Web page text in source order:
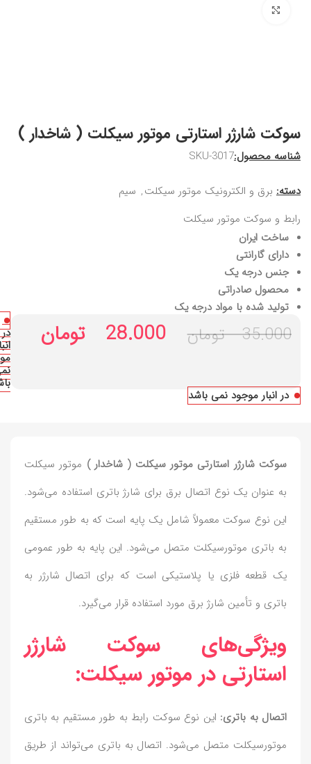
سوکت شارژر استارتی موتور سیکلت ( شاخدار )
شناسه محصول:SKU-3017
دسته: برق و الکترونیک موتور سیکلت, سیم
رابط و سوکت موتور سیکلت
ساخت ایران
دارای گارانتی
جنس درجه یک
محصول صادراتی
تولید شده با مواد درجه یک
35.000 تومان 28.000 تومان در
در انبار موجود نمی باشد
سوکت شارژر استارتی موتور سیکلت ( شاخدار ) موتور سیکلت
به عنوان یک نوع اتصال برق برای شارژ باتری استفاده می‌شود.
این نوع سوکت معمولاً شامل یک پایه است که به طور مستقیم
به باتری موتورسیکلت متصل می‌شود. این پایه به طور عمومی
یک قطعه فلزی یا پلاستیکی است که برای اتصال شارژر به
باتری و تأمین شارژ برق مورد استفاده قرار می‌گیرد.
ویژگی‌های سوکت شارژر
استارتی در موتور سیکلت:
اتصال به باتری: این نوع سوکت رابط به طور مستقیم به باتری
موتورسیکلت متصل می‌شود. اتصال به باتری می‌تواند از طریق